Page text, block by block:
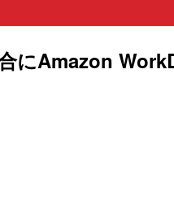
にAmazon